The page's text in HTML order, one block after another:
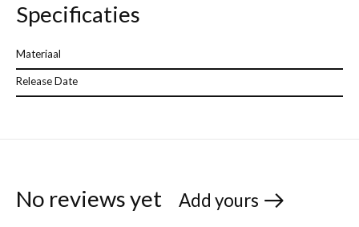
Specificaties
Materiaal
Release Date
No reviews yet Add yours